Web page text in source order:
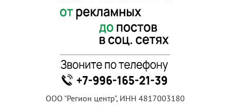
ООО "Регион центр", ИНН 4817003180